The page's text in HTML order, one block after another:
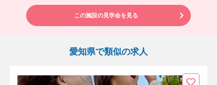
この施設の見学会を見る
愛知県で類似の求人